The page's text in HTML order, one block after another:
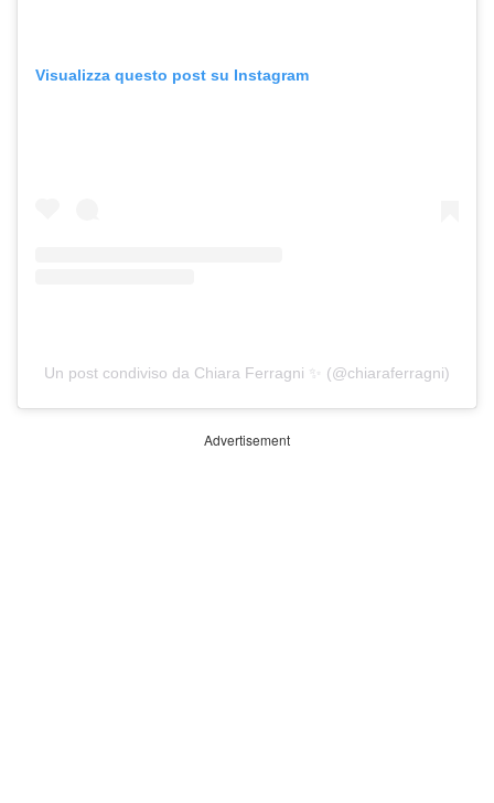
Visualizza questo post su Instagram
Un post condiviso da Chiara Ferragni ✨ (@chiaraferragni)
Advertisement